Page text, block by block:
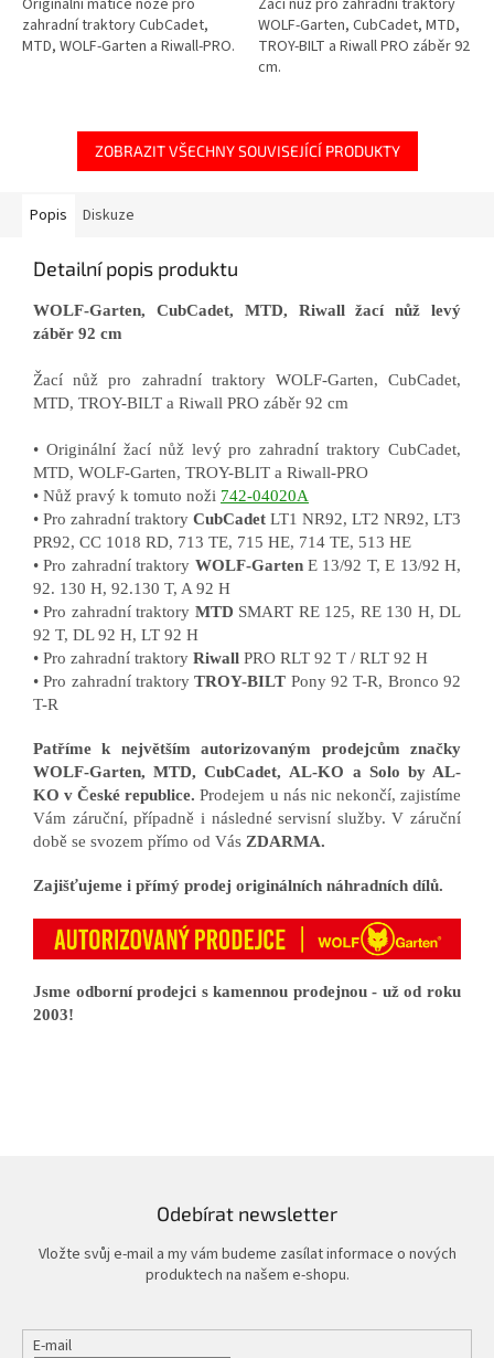
zahradní traktory CubCadet,
MTD, WOLF-Garten a Riwall-PRO.
WOLF-Garten, CubCadet, MTD,
TROY-BILT a Riwall PRO záběr 92
cm.
ZOBRAZIT VŠECHNY SOUVISEJÍCÍ PRODUKTY
Popis Diskuze
Detailní popis produktu
WOLF-Garten, CubCadet, MTD, Riwall žací nůž levý
záběr 92 cm
Žací nůž pro zahradní traktory WOLF-Garten, CubCadet,
MTD, TROY-BILT a Riwall PRO záběr 92 cm
• Originální žací nůž levý pro zahradní traktory CubCadet,
MTD, WOLF-Garten, TROY-BLIT a Riwall-PRO
• Nůž pravý k tomuto noži 742-04020A
• Pro zahradní traktory CubCadet LT1 NR92, LT2 NR92, LT3
PR92, CC 1018 RD, 713 TE, 715 HE, 714 TE, 513 HE
• Pro zahradní traktory WOLF-GartenE 13/92 T, E 13/92 H,
92. 130 H, 92.130 T, A 92 H
• Pro zahradní traktory MTD SMART RE 125, RE 130 H, DL
92 T, DL 92 H, LT 92 H
• Pro zahradní traktory Riwall PRO RLT 92 T / RLT 92 H
• Pro zahradní traktoryTROY-BILT Pony 92 T-R, Bronco 92
T-R
Patříme k největším autorizovaným prodejcům značky
WOLF-Garten, MTD, CubCadet, AL-KO a Solo by AL-
KO v České republice.Prodejem u nás nic nekončí, zajistíme
Vám záruční, případně i následné servisní služby. V záruční
době se svozem přímo od Vás ZDARMA.
Zajišťujeme i přímý prodej originálních náhradních dílů.
Jsme odborní prodejci s kamennou prodejnou - už od roku
2003!
Odebírat newsletter
Vložte svůj e-mail a my vám budeme zasílat informace o nových
produktech na našem e-shopu.
E-mail